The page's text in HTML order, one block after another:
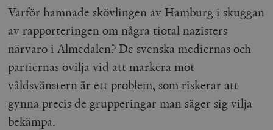
Varför hamnade skövlingen av Hamburg i skuggan
av rapporteringen om några tiotal nazisters
närvaro i Almedalen? De svenska mediernas och
partiernas ovilja vid att markera mot
våldsvänstern är ett problem, som riskerar att
gynna precis de grupperingar man säger sig vilja
bekämpa.